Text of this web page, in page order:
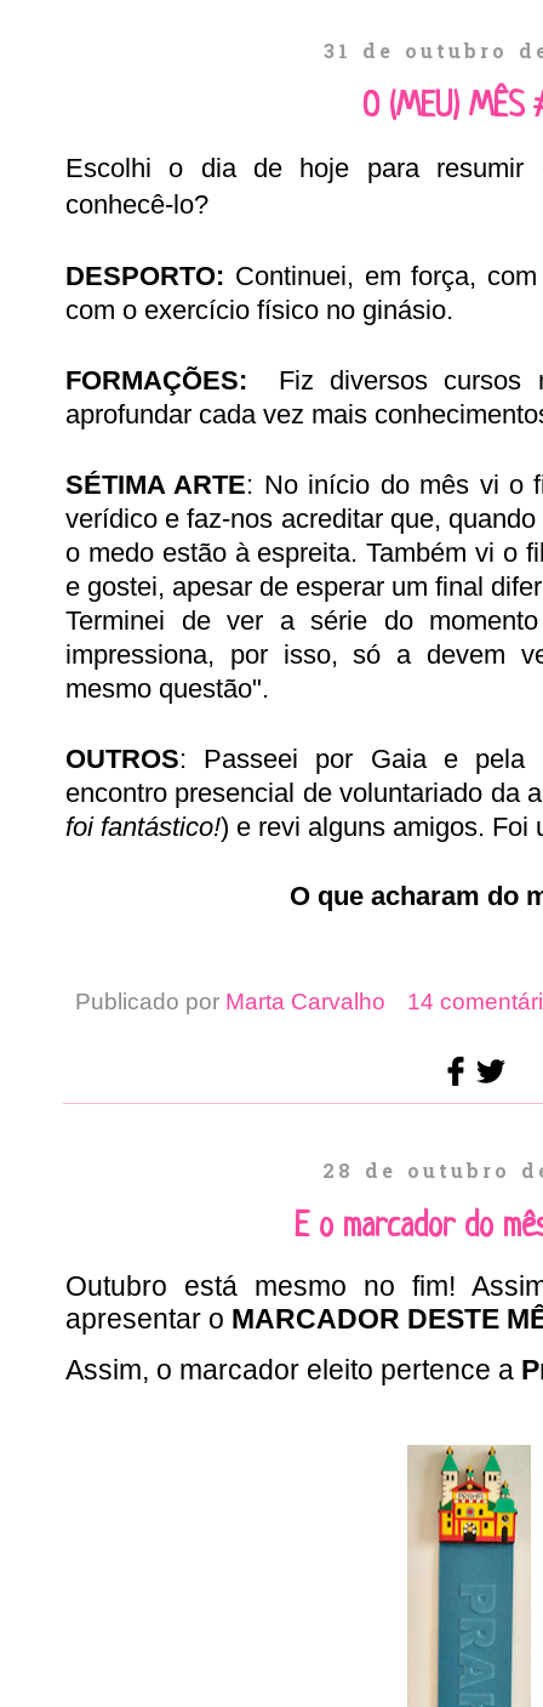
31 de outubro
O (MEU) MÊS
Escolhi o dia de hoje para resumir
conhecê-lo?
DESPORTO: Continuei, em força,
com o exercício físico no ginásio.
FORMAÇÕES:
Fiz diversos
aprofundar cada vez mais
SÉTIMA ARTE: No início do mês vi o
verídico e faz-nos acreditar que,
o medo estão à espreita. Também vi o
e gostei, apesar de esperar um final
Terminei de ver a série do
impressiona, por isso, só a devem
mesmo questão".
OUTROS: Passeei por Gaia e pela
encontro presencial de voluntariado da
foi fantástico!) e revi alguns amigos. Foi
O que acharam do
Publicado por Marta Carvalho 14
28 de outubro
E o marcador do
Outubro está mesmo no fim!
apresentar o MARCADOR DESTE
Assim, o marcador eleito pertence a